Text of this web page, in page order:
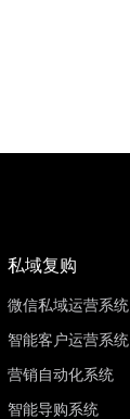
私域复购
微信私域运营系统
智能客户运营系统
营销自动化系统
智能导购系统